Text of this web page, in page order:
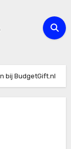
bij BudgetGift.nl